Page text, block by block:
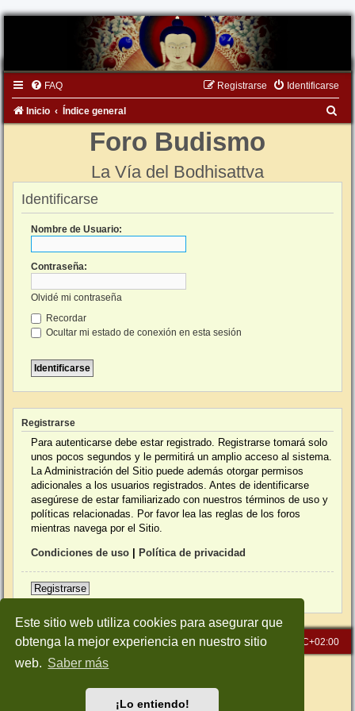
Este sitio web utiliza cookies para asegurar que
obtenga la mejor experiencia en nuestro sitio
web. Saber más
¡Lo entiendo!
FAQ Identificarse
Registrarse
Inicio Índice general
Foro Budismo
La Vía del Bodhisattva
Identificarse
Nombre de Usuario:
Contraseña:
Olvidé mi contraseña
Recordar
Ocultar mi estado de conexión en esta sesión
Registrarse
Para autenticarse debe estar registrado. Registrarse tomará solo
unos pocos segundos y le permitirá un amplio acceso al sistema.
La Administración del Sitio puede además otorgar permisos
adicionales a los usuarios registrados. Antes de identificarse
asegúrese de estar familiarizado con nuestros términos de uso y
políticas relacionadas. Por favor lea las reglas de los foros
mientras navega por el Sitio.
Condiciones de uso Política de privacidad
Registrarse
Inicio Índice general Todos los horarios son UTC+02:00
Desarrollado porphpBB